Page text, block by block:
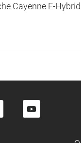
Cayenne E-